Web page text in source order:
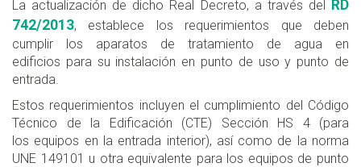
La actualización de dicho Real Decreto, a través del RD
742/2013, establece los requerimientos que deben
cumplir los aparatos de tratamiento de agua en
edificios para su instalación en punto de uso y punto de
entrada.
Estos requerimientos incluyen el cumplimiento del Código
Técnico de la Edificación (CTE) Sección HS 4 (para
los equipos en la entrada interior), así como de la norma
UNE 149101 u otra equivalente para los equipos de punto